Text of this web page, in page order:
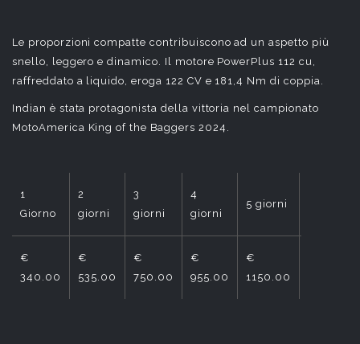
Le proporzioni compatte contribuiscono ad un aspetto più
snello, leggero e dinamico. Il motore PowerPlus 112 cu,
raffreddato a liquido, eroga 122 CV e 181,4 Nm di coppia.
Indian è stata protagonista della vittoria nel campionato
MotoAmerica King of the Baggers 2024.
1
Giorno
2
giorni
3
giorni
4
giorni
5 giorni
€
340.00
€
535.00
€
750.00
€
955.00
€
1150.00